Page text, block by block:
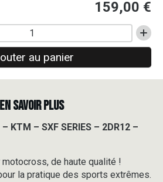
159,00 €
au panier
EN SAVOIR PLUS
– SXF SERIES – 2DR12 –
de haute qualité !
la pratique des sports extrêmes.